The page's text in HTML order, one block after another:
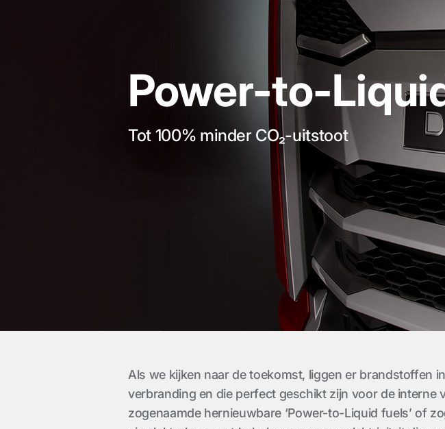
Power-to-
Tot 100% minder CO₂-uitstoot
Als we kijken naar de toekomst, liggen er brandstoffen
verbranding en die perfect geschikt zijn voor de interne
zogenaamde hernieuwbare ‘Power-to-Liquid fuels’ of